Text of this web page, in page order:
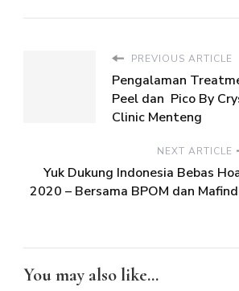
PREVIOUS ARTICLE
Pengalaman
Peel dan Pico By
Clinic Menteng
NEXT ARTICLE
Yuk Dukung Indonesia Bebas
2020 – Bersama BPOM dan
You may also like...